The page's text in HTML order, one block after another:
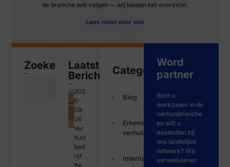
de branche wilt volgen — wij bieden het overzicht.
Lees meer over ons
Zoeken
Laatste
Bericht
202
6-
08-
06
Ver
huis
bed
rijf
Categorieën
Blog
Erkende
verhuizers
Internationale
Word
partner
Bent u
werkzaam in de
verhuisbranche
en wilt u
aansluiten bij
ons landelijke
netwerk? Wij
verwelkomen